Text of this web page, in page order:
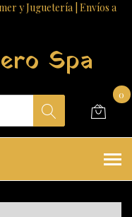
y Juguetería | Envíos a
Spa
0